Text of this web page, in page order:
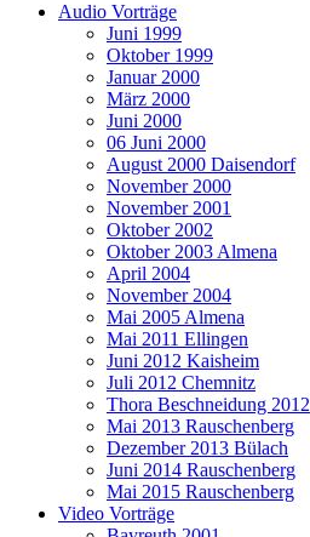
Audio Vorträge
Juni 1999
Oktober 1999
Januar 2000
März 2000
Juni 2000
06 Juni 2000
August 2000 Daisendorf
November 2000
November 2001
Oktober 2002
Oktober 2003 Almena
April 2004
November 2004
Mai 2005 Almena
Mai 2011 Ellingen
Juni 2012 Kaisheim
Juli 2012 Chemnitz
Thora Beschneidung 2012
Mai 2013 Rauschenberg
Dezember 2013 Bülach
Juni 2014 Rauschenberg
Mai 2015 Rauschenberg
Video Vorträge